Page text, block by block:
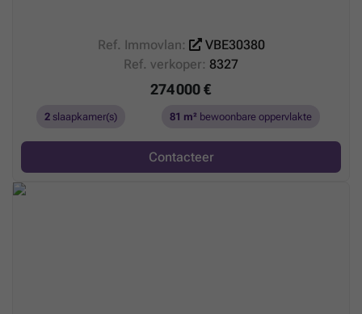
Ref. Immovlan:
VBE30380
Ref. verkoper: 8327
274 000 €
2slaapkamer(s) 81 m² bewoonbare oppervlakte
Contacteer